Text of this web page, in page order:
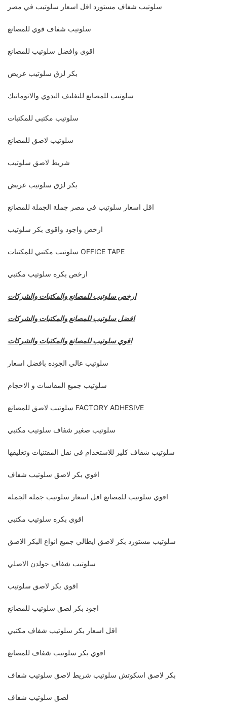
سلوتيب شفاف مستورد اقل اسعار سلوتيب في مصر
سلوتيب شفاف قوي للمصانع
اقوي وافضل سلوتيب للمصانع
بكر لزق سلوتيب عريض
سلوتيب للمصانع للتغليف اليدوي والاتوماتيك
سلوتيب مكتبي للمكتبات
سلوتيب لاصق للمصانع
شريط لاصق سلوتيب
بكر لزق سلوتيب عريض
اقل اسعار سلوتيب في مصر جملة الجملة للمصانع
ارخص واجود واقوى بكر سلوتيب
سلوتيب مكتبي للمكتبات OFFICE TAPE
ارخص بكره سلوتيب مكتبي
ارخص سلوتيب للمصانع والمكتبات والشركات
افضل سلوتيب للمصانع والمكتبات والشركات
اقوي سلوتيب للمصانع والمكتبات والشركات
سلوتيب عالي الجوده بافضل اسعار
سلوتيب جميع المقاسات و الاحجام
سلوتيب لاصق للمصانع FACTORY ADHESIVE
سلوتيب صغير شفاف سلوتيب مكتبي
سلوتيب شفاف كلير للاستخدام في نقل المقتنيات وتغليفها
اقوي بكر لاصق سلوتيب شفاف
اقوي سلوتيب للمصانع اقل اسعار سلوتيب جملة الجملة
اقوي بكره سلوتيب مكتبي
سلوتيب مستورد بكر لاصق ايطالي جميع انواع البكر الاصق
سلوتيب شفاف جولدن الاصلي
اقوي بكر لاصق سلوتيب
اجود بكر لصق سلوتيب للمصانع
اقل اسعار بكر سلوتيب شفاف مكتبي
اقوي بكر سلوتيب شفاف للمصانع
بكر لاصق اسكوتش سلوتيب شريط لاصق سلوتيب شفاف
لصق سلوتيب شفاف